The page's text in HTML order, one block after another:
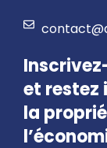
et restez
la